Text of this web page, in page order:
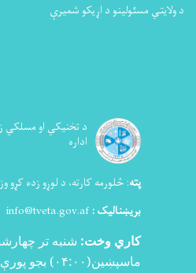
د ولایتي مسئولینو د اړیکو شمیرې
د تخنيکي او مسلکي
اداره
پته: څلورمه کارته، د لوړو زده کړو
بریښنالیک : info@tveta.gov.af
کاري وخت: شنبه تر
ماسپښین(۰۴:۰۰) بجو پورې